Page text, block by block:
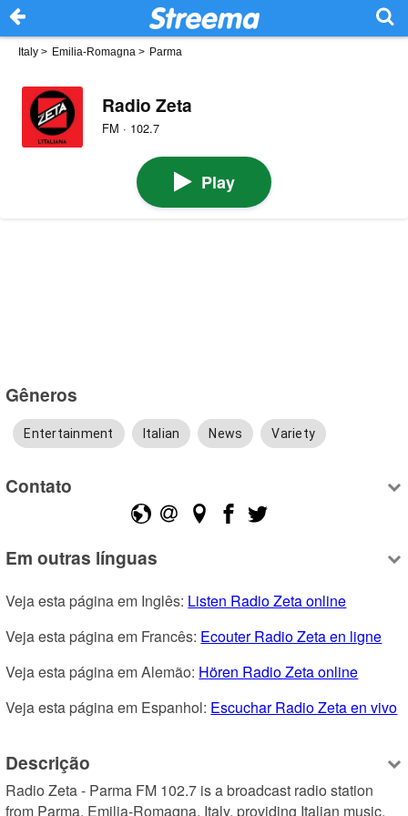
Italy > Emilia-Romagna > Parma
Radio Zeta
FM · 102.7
Play
Gêneros
Entertainment Italian News Variety
Contato
Em outras línguas
Veja esta página em Inglês: Listen Radio Zeta online
Veja esta página em Francês: Ecouter Radio Zeta en ligne
Veja esta página em Alemão: Hören Radio Zeta online
Veja esta página em Espanhol: Escuchar Radio Zeta en vivo
Descrição
Radio Zeta - Parma FM 102.7 is a broadcast radio station
from Parma, Emilia-Romagna, Italy, providing Italian music,